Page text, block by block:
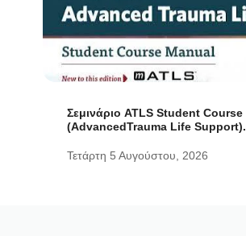
Σεμινάριο ATLS Student Course
(AdvancedTrauma Life Support).
Τετάρτη 5 Αυγούστου, 2026